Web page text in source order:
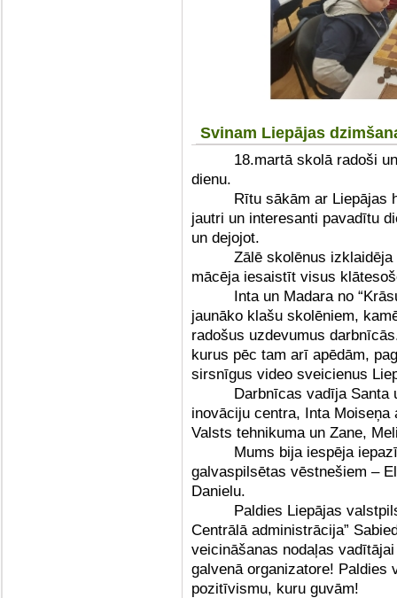
Svinam Liepājas
18.martā skolā radoši
dienu.
Rītu sākām ar Liepājas
jautri un interesanti pavadītu
un dejojot.
Zālē skolēnus
mācēja iesaistīt visus
Inta un Madara no
jaunāko klašu skolēniem,
radošus uzdevumus
kurus pēc tam arī apēdām,
sirsnīgus video sveicienus
Darbnīcas vadīja Santa
inovāciju centra, Inta
Valsts tehnikuma un Zane,
Mums bija iespēja
galvaspilsētas vēstnešiem –
Danielu.
Paldies Liepājas
Centrālā administrācija”
veicināšanas nodaļas
galvenā organizatore! Paldies
pozitīvismu, kuru guvām!